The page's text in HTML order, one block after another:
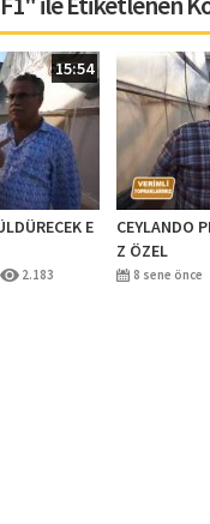
15:54
E
2.183
CEYLANDO
Z ÖZEL
8 sene önce